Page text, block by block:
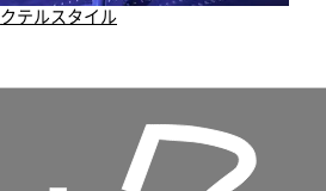
クテルスタイル